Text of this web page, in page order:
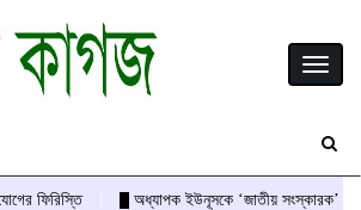
ফিরিস্তি অধ্যাপক ইউনূসকে ‘জাতীয় সংস্কারক’ ও